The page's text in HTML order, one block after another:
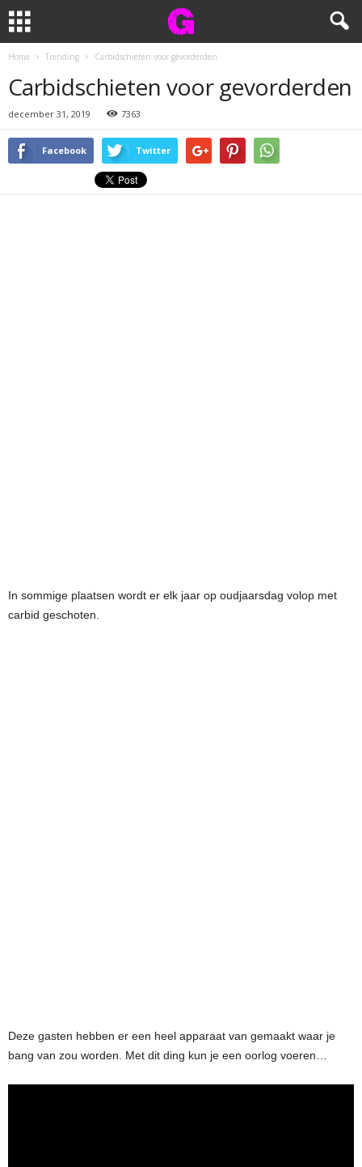
Home Trending Carbidschieten voor gevorderden
Carbidschieten voor gevorderden
december 31, 2019 7363
Facebook Twitter
In sommige plaatsen wordt er elk jaar op oudjaarsdag volop met
carbid geschoten.
Deze gasten hebben er een heel apparaat van gemaakt waar je
bang van zou worden. Met dit ding kun je een oorlog voeren…